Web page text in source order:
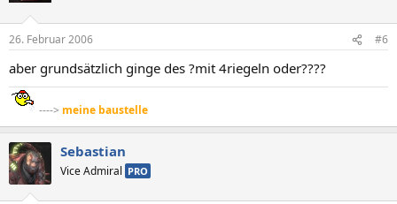
26. Februar 2006 #6
aber grundsätzlich ginge des ?mit 4riegeln oder????
----> meine baustelle
Sebastian
Vice Admiral PRO